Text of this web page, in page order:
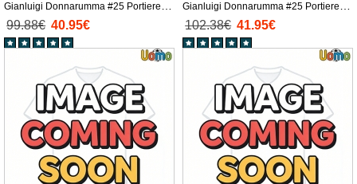
Gianluigi Donnarumma #25 Portiere
Terza Maglia 2025-26 Manica Corta
99.88€ 40.95€
Gianluigi Donnarumma #25 Portiere
Prima Maglia 2025-26 Manica Lunga
102.38€ 41.95€